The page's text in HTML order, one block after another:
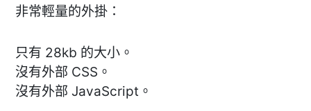
非常輕量的外掛：
只有 28kb 的大小。
沒有外部 CSS。
沒有外部 JavaScript。